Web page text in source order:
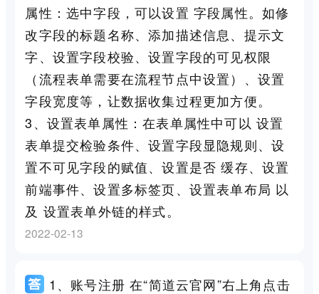
属性：选中字段，可以设置 字段属性。如修
改字段的标题名称、添加描述信息、提示文
字、设置字段校验、设置字段的可见权限
（流程表单需要在流程节点中设置）、设置
字段宽度等，让数据收集过程更加方便。
3、设置表单属性：在表单属性中可以 设置
表单提交检验条件、设置字段显隐规则、设
置不可见字段的赋值、设置是否 缓存、设置
前端事件、设置多标签页、设置表单布局 以
及 设置表单外链的样式。
2022-02-13
1、账号注册 在“简道云官网”右上角点击